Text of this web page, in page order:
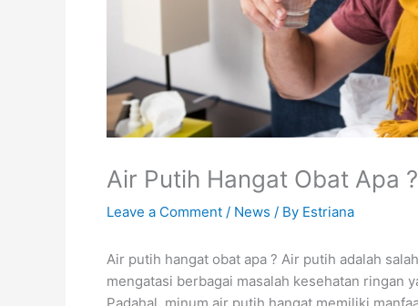
Air Putih Hangat Obat Apa
Leave a Comment / News / By Estriana
Air putih hangat obat apa ? Air putih adalah
mengatasi berbagai masalah kesehatan ringan